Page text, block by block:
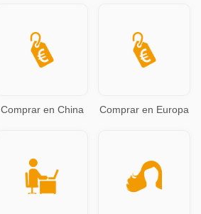
Comprar en China Comprar en Europa